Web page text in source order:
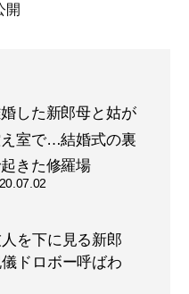
開
した新郎母と姑が
室で…結婚式の裏
きた修羅場
を下に見る新郎
ドロボー呼ばわ